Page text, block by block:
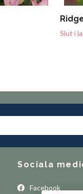
Slut i
Sociala
Facebook